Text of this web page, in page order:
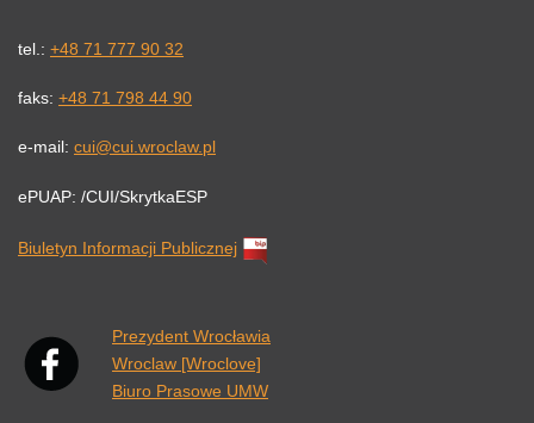
tel.: +48 71 777 90 32
faks: +48 71 798 44 90
e-mail: cui@cui.wroclaw.pl
ePUAP: /CUI/SkrytkaESP
Biuletyn Informacji Publicznej
Prezydent Wrocławia
Wroclaw [Wroclove]
Biuro Prasowe UMW